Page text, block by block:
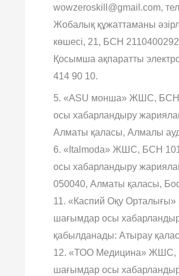
wowzeroskill@gmail.com,
Жобалық құжаттаманы
көшесі, 21, БСН
Қосымша ақпаратты
414 90 10.
5. «ASU монша» ЖШС, БСН
осы хабарландыру
Алматы қаласы, Алмалы
6. «Italmoda» ЖШС, БСН
осы хабарландыру
050040, Алматы қаласы,
11. «Каспий Оқу
шағымдар осы
қабылданады: Атырау
12. «ТОО Медицина» ЖШС,
шағымдар осы